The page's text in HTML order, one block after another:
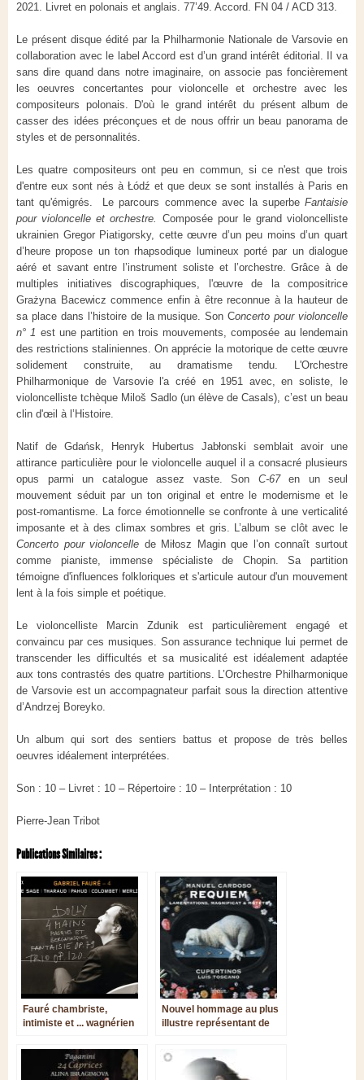
2021. Livret en polonais et anglais. 77’49. Accord. FN 04 / ACD 313.
Le présent disque édité par la Philharmonie Nationale de Varsovie en
collaboration avec le label Accord est d’un grand intérêt éditorial. Il va
sans dire quand dans notre imaginaire, on associe pas foncièrement
les oeuvres concertantes pour violoncelle et orchestre avec les
compositeurs polonais. D'où le grand intérêt du présent album de
casser des idées préconçues et de nous offrir un beau panorama de
styles et de personnalités.
Les quatre compositeurs ont peu en commun, si ce n'est que trois
d'entre eux sont nés à Łódź et que deux se sont installés à Paris en
tant qu'émigrés. Le parcours commence avec la superbe Fantaisie
pour violoncelle et orchestre. Composée pour le grand violoncelliste
ukrainien Gregor Piatigorsky, cette œuvre d’un peu moins d’un quart
d’heure propose un ton rhapsodique lumineux porté par un dialogue
aéré et savant entre l’instrument soliste et l’orchestre. Grâce à de
multiples initiatives discographiques, l'œuvre de la compositrice
Grażyna Bacewicz commence enfin à être reconnue à la hauteur de
sa place dans l’histoire de la musique. Son Concerto pour violoncelle
n° 1 est une partition en trois mouvements, composée au lendemain
des restrictions staliniennes. On apprécie la motorique de cette œuvre
solidement construite, au dramatisme tendu. L'Orchestre
Philharmonique de Varsovie l'a créé en 1951 avec, en soliste, le
violoncelliste tchèque Miloš Sadlo (un élève de Casals), c’est un beau
clin d'œil à l’Histoire.
Natif de Gdańsk, Henryk Hubertus Jabłonski semblait avoir une
attirance particulière pour le violoncelle auquel il a consacré plusieurs
opus parmi un catalogue assez vaste. Son C-67en un seul
mouvement séduit par un ton original et entre le modernisme et le
post-romantisme. La force émotionnelle se confronte à une verticalité
imposante et à des climax sombres et gris. L’album se clôt avec le
Concerto pour violoncelle de Miłosz Magin que l’on connaît surtout
comme pianiste, immense spécialiste de Chopin. Sa partition
témoigne d'influences folkloriques et s'articule autour d'un mouvement
lent à la fois simple et poétique.
Le violoncelliste Marcin Zdunik est particulièrement engagé et
convaincu par ces musiques. Son assurance technique lui permet de
transcender les difficultés et sa musicalité est idéalement adaptée
aux tons contrastés des quatre partitions. L’Orchestre Philharmonique
de Varsovie est un accompagnateur parfait sous la direction attentive
d’Andrzej Boreyko.
Un album qui sort des sentiers battus et propose de très belles
oeuvres idéalement interprétées.
Son : 10 – Livret : 10 – Répertoire : 10 – Interprétation : 10
Pierre-Jean Tribot
Publications Similaires :
Fauré chambriste,
intimiste et ... wagnérien
Nouvel hommage au plus
illustre représentant de
musique polyphonique
portugaise